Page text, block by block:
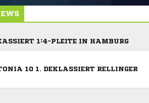
1:4-PLEITE IN HAMBURG
10 1. DEKLASSIERT RELLINGER